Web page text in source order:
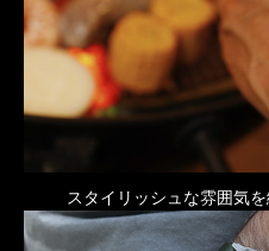
スタイリッシュな雰囲気